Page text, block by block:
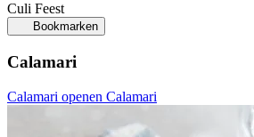
Culi Feest
Bookmarken
Calamari
Calamari openen Calamari